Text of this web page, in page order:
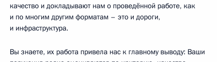
качество и докладывают нам о проведённой работе, как
и по многим другим форматам – это и дороги,
и инфраструктура.
Вы знаете, их работа привела нас к главному выводу: Ваши